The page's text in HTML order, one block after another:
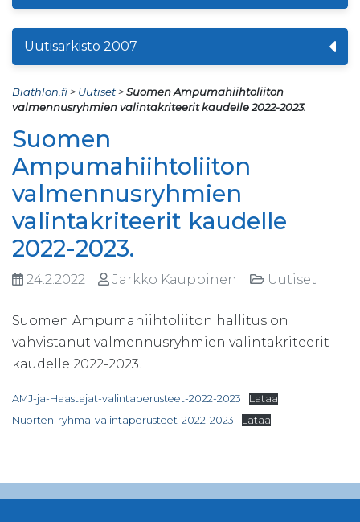
Uutisarkisto 2007
Biathlon.fi> Uutiset>Suomen Ampumahiihtoliiton
valmennusryhmien valintakriteerit kaudelle 2022-2023.
Suomen
Ampumahiihtoliiton
valmennusryhmien
valintakriteerit kaudelle
2022-2023.
24.2.2022 Jarkko Kauppinen Uutiset
Suomen Ampumahiihtoliiton hallitus on
vahvistanut valmennusryhmien valintakriteerit
kaudelle 2022-2023.
AMJ-ja-Haastajat-valintaperusteet-2022-2023
Lataa
Nuorten-ryhma-valintaperusteet-2022-2023
Lataa